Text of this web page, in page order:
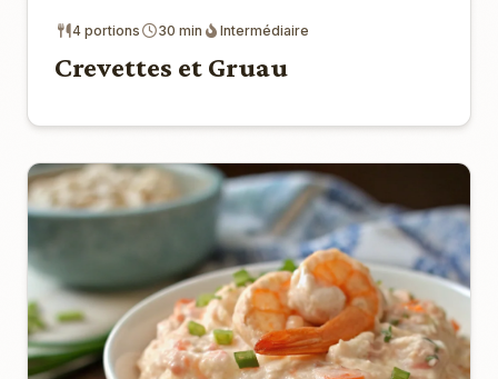
4 portions 30 min Intermédiaire
Crevettes et Gruau